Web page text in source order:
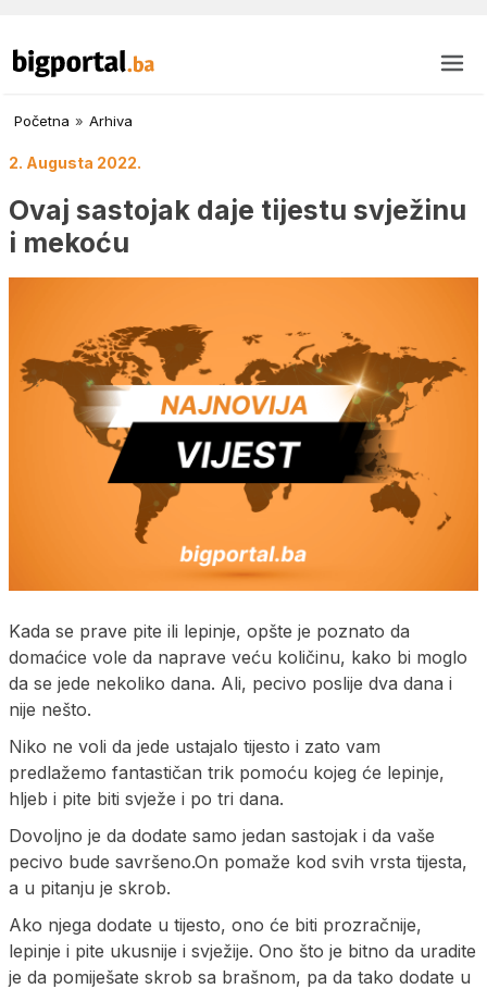
Početna » Arhiva
2. Augusta 2022.
Ovaj sastojak daje tijestu svježinu
i mekoću
Kada se prave pite ili lepinje, opšte je poznato da
domaćice vole da naprave veću količinu, kako bi moglo
da se jede nekoliko dana. Ali, pecivo poslije dva dana i
nije nešto.
Niko ne voli da jede ustajalo tijesto i zato vam
predlažemo fantastičan trik pomoću kojeg će lepinje,
hljeb i pite biti svježe i po tri dana.
Dovoljno je da dodate samo jedan sastojak i da vaše
pecivo bude savršeno.On pomaže kod svih vrsta tijesta,
a u pitanju je skrob.
Ako njega dodate u tijesto, ono će biti prozračnije,
lepinje i pite ukusnije i svježije. Ono što je bitno da uradite
je da pomiješate skrob sa brašnom, pa da tako dodate u